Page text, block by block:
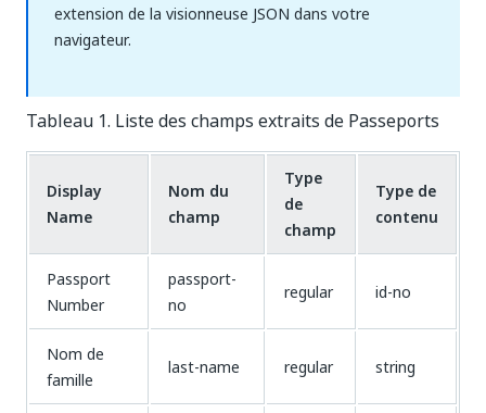
extension de la visionneuse JSON dans votre
navigateur.
Tableau 1. Liste des champs extraits de Passeports
Display
Name
Nom du
champ
Type
de
champ
Type de
contenu
Passport
Number
passport-
no
regular id-no
Nom de
famille
last-name regular string